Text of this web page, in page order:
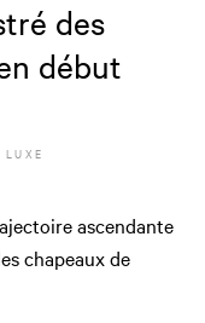
des
début
ascendante
chapeaux de